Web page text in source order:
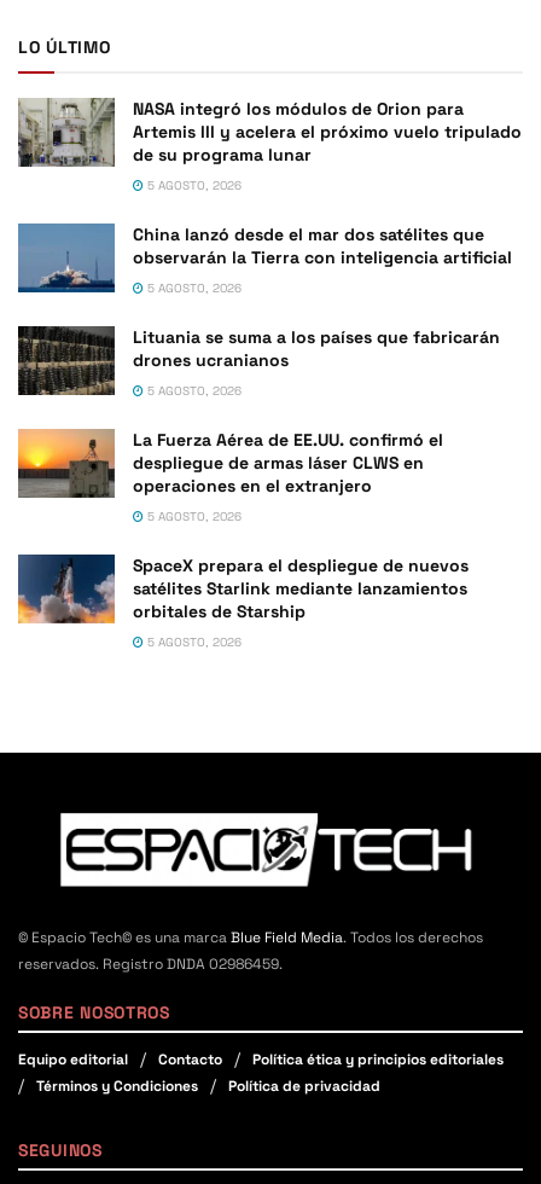
LO ÚLTIMO
NASA integró los módulos de Orion para
Artemis III y acelera el próximo vuelo tripulado
de su programa lunar
5 AGOSTO, 2026
China lanzó desde el mar dos satélites que
observarán la Tierra con inteligencia artificial
5 AGOSTO, 2026
Lituania se suma a los países que fabricarán
drones ucranianos
5 AGOSTO, 2026
La Fuerza Aérea de EE.UU. confirmó el
despliegue de armas láser CLWS en
operaciones en el extranjero
5 AGOSTO, 2026
SpaceX prepara el despliegue de nuevos
satélites Starlink mediante lanzamientos
orbitales de Starship
5 AGOSTO, 2026
© Espacio Tech© es una marcaBlue Field Media. Todos los derechos
reservados. Registro DNDA 02986459.
SOBRE NOSOTROS
Equipo editorial Contacto
Política ética y principios editoriales
Términos y Condiciones
Política de privacidad
SEGUINOS